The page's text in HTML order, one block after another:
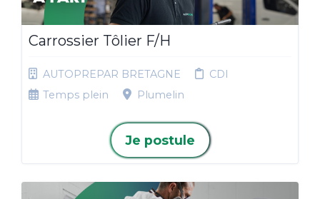
Carrossier Tôlier F/H
AUTOPREPAR BRETAGNE
CDI
Temps plein
Plumelin
Je postule